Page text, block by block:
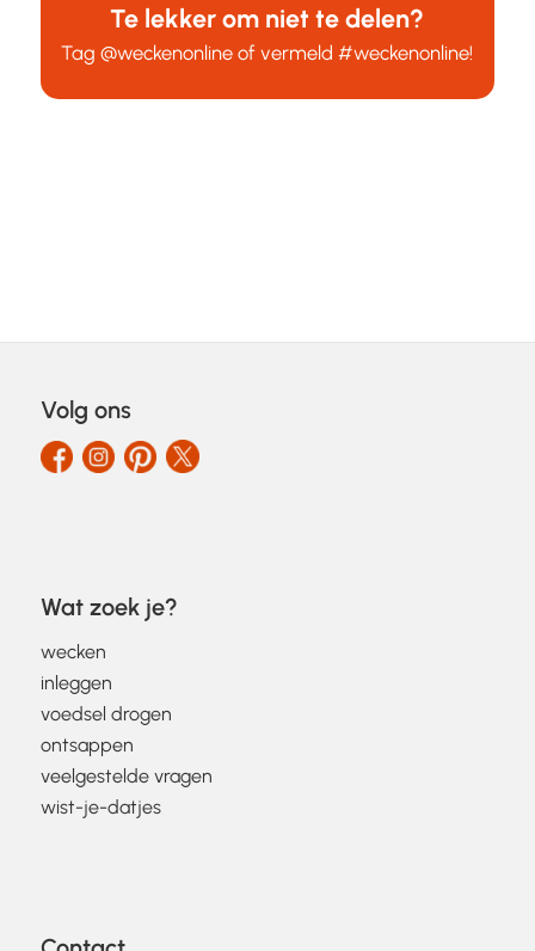
Te lekker om niet te delen?
Tag@weckenonline of vermeld#weckenonline!
Volg ons
Wat zoek je?
wecken
inleggen
voedsel drogen
ontsappen
veelgestelde vragen
wist-je-datjes